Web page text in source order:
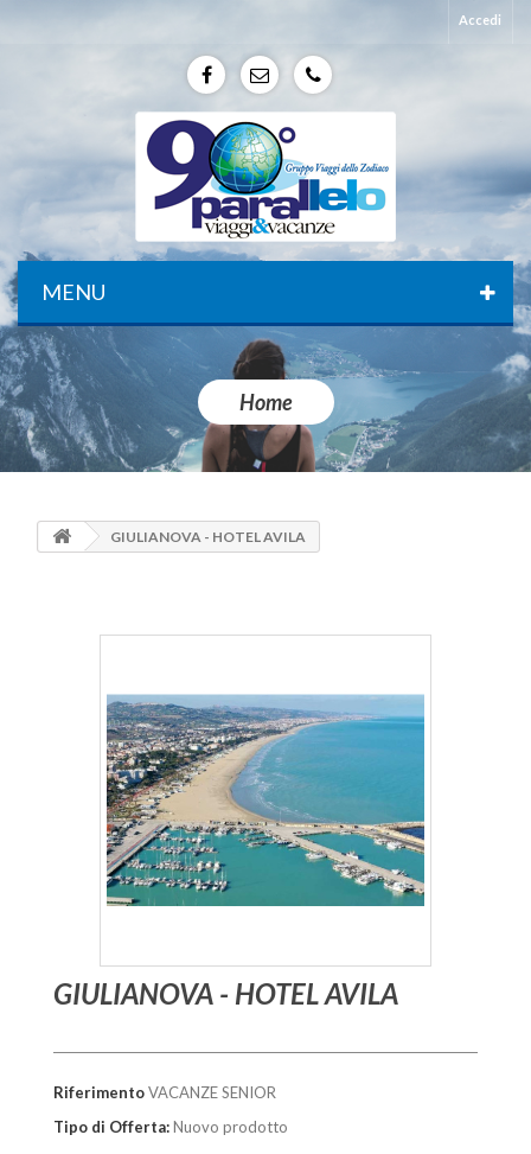
Accedi
f e p
MENU
Home
GIULIANOVA - HOTEL AVILA
GIULIANOVA - HOTEL AVILA
RiferimentoVACANZE SENIOR
Tipo di Offerta:Nuovo prodotto